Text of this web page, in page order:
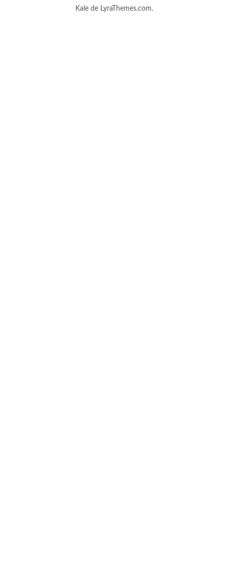
Kalede LyraThemes.com.